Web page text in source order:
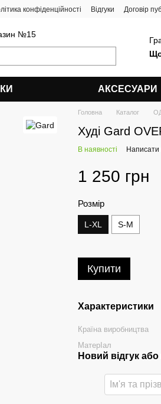
конфіденційності Відгуки Договір
№15
АКСЕСУАРИ
Головна Каталог
Худі Gard
В наявності Написати
1 250 грн
Розмір
L-XL S-M
Купити
Характеристики
Країна виробництва
МатерІал
Новий відгук